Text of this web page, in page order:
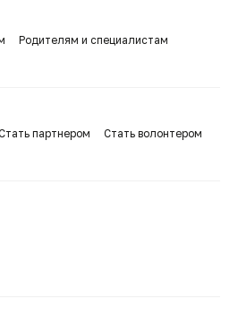
Родителям и специалистам
партнером
Стать волонтером